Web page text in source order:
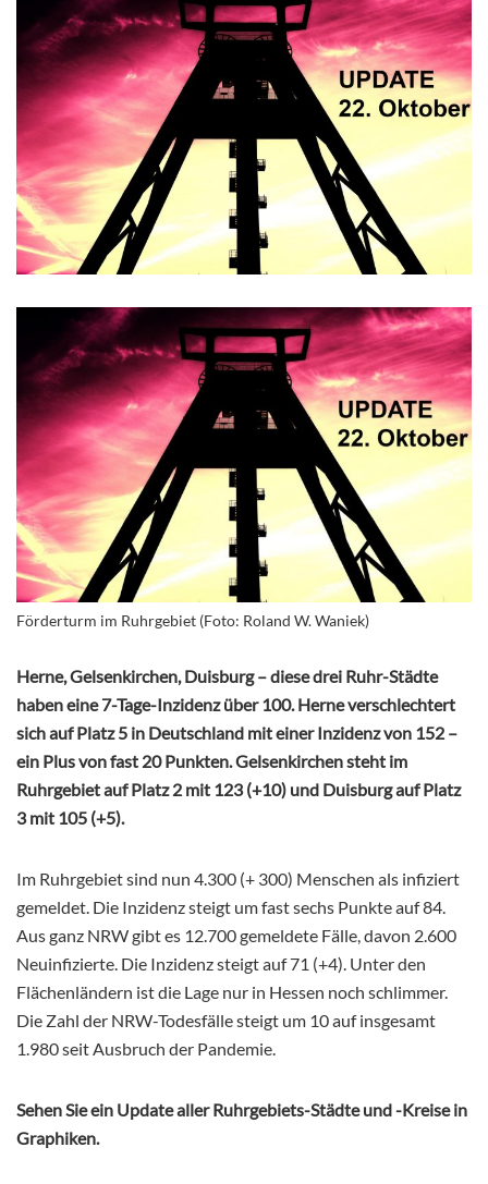
Förderturm im Ruhrgebiet (Foto: Roland W. Waniek)
Herne, Gelsenkirchen, Duisburg – diese drei Ruhr-Städte
haben eine 7-Tage-Inzidenz über 100. Herne verschlechtert
sich auf Platz 5 in Deutschland mit einer Inzidenz von 152 –
ein Plus von fast 20 Punkten. Gelsenkirchen steht im
Ruhrgebiet auf Platz 2 mit 123 (+10) und Duisburg auf Platz
3 mit 105 (+5).
Im Ruhrgebiet sind nun 4.300 (+ 300) Menschen als infiziert
gemeldet. Die Inzidenz steigt um fast sechs Punkte auf 84.
Aus ganz NRW gibt es 12.700 gemeldete Fälle, davon 2.600
Neuinfizierte. Die Inzidenz steigt auf 71 (+4). Unter den
Flächenländern ist die Lage nur in Hessen noch schlimmer.
Die Zahl der NRW-Todesfälle steigt um 10 auf insgesamt
1.980 seit Ausbruch der Pandemie.
Sehen Sie ein Update aller Ruhrgebiets-Städte und -Kreise in
Graphiken.